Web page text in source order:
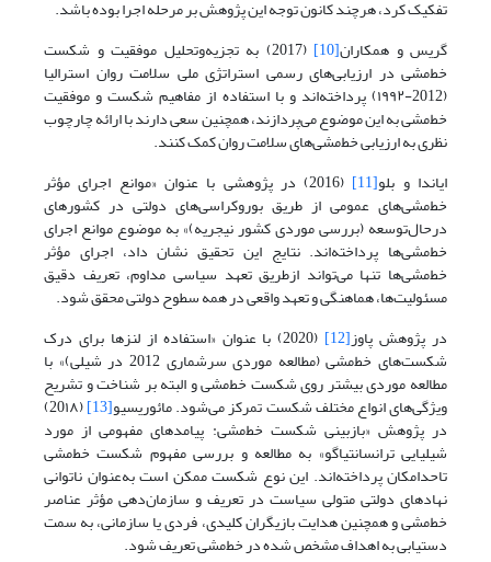
تفکیک کرد، هرچند کانون توجه این پژوهش بر مرحله اجرا بوده باشد.
گریس و همکاران[10] (2017) به تجزیه‌وتحلیل موفقیت و شکست
خط‌مشی در ارزیابی‌‌‌‌های رسمی استراتژی ملی سلامت روان استرالیا
(2012-۱۹۹۲) پرداخته‌اند و با استفاده از مفاهیم شکست و موفقیت
خط‌‌‌‌مشی به این موضوع می‌‌‌‌پردازند، همچنین سعی دارند با ارائه چارچوب
نظری به ارزیابی خط‌مشی‌های سلامت روان کمک کنند.
ایاندا و بلو[11] (2016) در پژوهشی با عنوان «موانع اجرای مؤثر
خط‌مشی‌های عمومی از طریق بوروکراسی‌های دولتی در کشورهای
درحال‌توسعه (بررسی موردی کشور نیجریه)» به موضوع موانع اجرای
خط‌‌‌‌مشی‌‌‌‌ها پرداخته‌‌‌‌اند. نتایج این تحقیق نشان داد، اجرای مؤثر
خط‌‌‌‌مشی‌‌‌‌ها تنها می‌‌‌‌تواند ازطریق تعهد سیاسی مداوم، تعریف دقیق
مسئولیت‌‌‌‌ها، هماهنگی و تعهد واقعی در همه سطوح دولتی محقق شود.
در پژوهش پاوز[12] (2020) با عنوان «استفاده از لنزها برای درک
شکست‌‌‌‌های خط‌‌‌‌مشی (مطالعه موردی سرشماری 2012 در شیلی)» با
مطالعه موردی بیشتر روی شکست خط‌مشی و البته بر شناخت و تشریح
ویژگی‌های انواع مختلف شکست تمرکز می‌شود. مائوریسیو[13] (20۱۸)
در پژوهش «بازبینی شکست خط‌مشی: پیامدهای مفهومی از مورد
شیلیایی ترانسانتیاگو» به مطالعه و بررسی مفهوم شکست خط‌‌‌‌مشی
تاحدامکان پرداخته‌‌‌‌اند. این نوع شکست ممکن است به‌عنوان ناتوانی
نهادهای دولتی متولی سیاست در تعریف و سازمان‌دهی مؤثر عناصر
خط‌مشی و همچنین هدایت بازیگران کلیدی، فردی یا سازمانی، به سمت
دستیابی به اهداف مشخص شده در خط‌‌‌‌مشی تعریف شود.